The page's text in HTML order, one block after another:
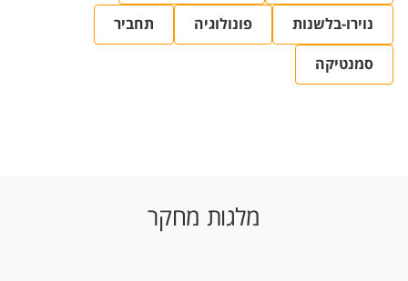
נוירו-בלשנות פונולוגיה תחביר
סמנטיקה
מלגות מחקר